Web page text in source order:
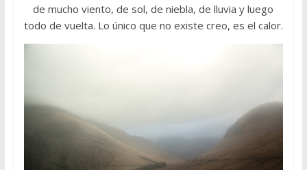
de mucho viento, de sol, de niebla, de lluvia y luego
todo de vuelta. Lo único que no existe creo, es el calor.